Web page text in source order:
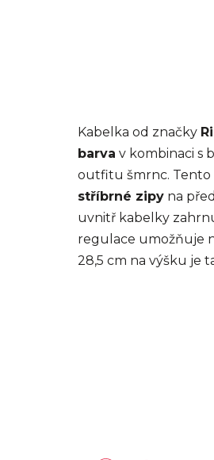
Kabelka od značky
barva v kombinaci s
outfitu šmrnc. Tento
stříbrné zipy na
uvnitř kabelky
regulace umožňuje
28,5 cm na výšku je